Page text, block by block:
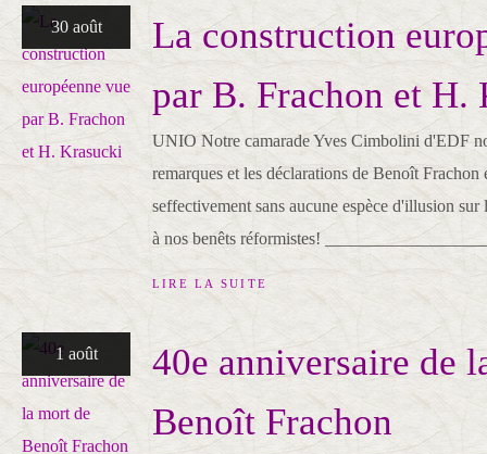
30 août
La construction
par B. Frachon et H.
UNIO Notre camarade Yves Cimbolini d'EDF
remarques et les déclarations de Benoît
seffectivement sans aucune espèce d'illusion
à nos benêts réformistes!
LIRE LA SUITE
1 août
40e anniversaire de
Benoît Frachon